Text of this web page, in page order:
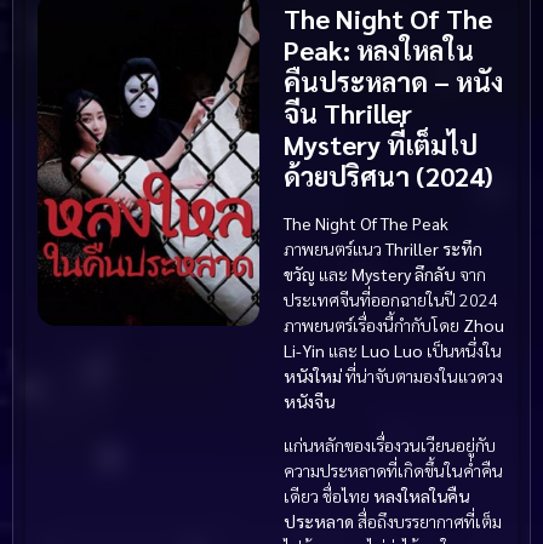
The Night Of The
Peak: หลงใหลใน
คืนประหลาด – หนัง
จีน Thriller
Mystery ที่เต็มไป
ด้วยปริศนา (2024)
The Night Of The Peak
ภาพยนตร์แนวThriller ระทึก
ขวัญ และ Mystery ลึกลับ จาก
ประเทศจีนที่ออกฉายในปี 2024
ภาพยนตร์เรื่องนี้กำกับโดย Zhou
Li-Yin และ Luo Luo เป็นหนึ่งใน
หนังใหม่ที่น่าจับตามองในแวดวง
หนังจีน
แก่นหลักของเรื่องวนเวียนอยู่กับ
ความประหลาดที่เกิดขึ้นในค่ำคืน
เดียว ชื่อไทย หลงใหลในคืน
ประหลาด สื่อถึงบรรยากาศที่เต็ม